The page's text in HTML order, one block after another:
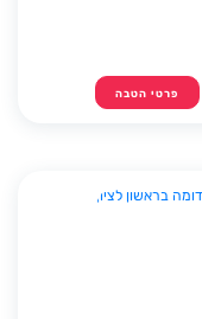
פרטי הטבה